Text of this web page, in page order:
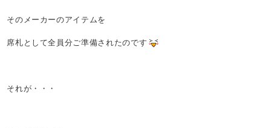
そのメーカーのアイテムを
席札として全員分ご準備されたのです
それが・・・